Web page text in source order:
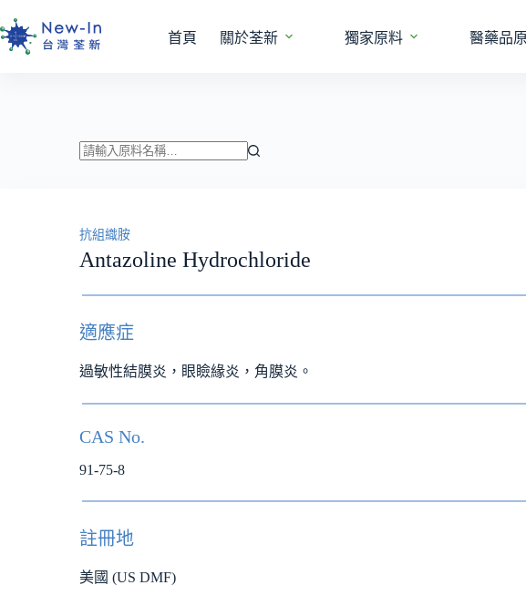
至
主
首頁 關於荃新 獨家原料 醫藥品
符
合
的
果
抗組織胺
Antazoline Hydrochloride
適應症
過敏性結膜炎，眼瞼緣炎，角膜炎。
CAS No.
91-75-8
註冊地
美國 (US DMF)